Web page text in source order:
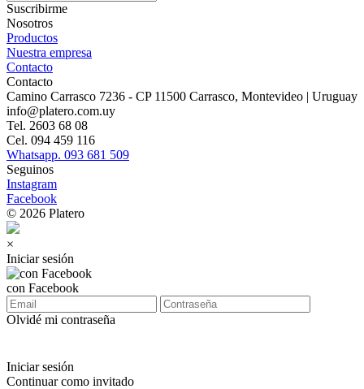
Suscribirme
Nosotros
Productos
Nuestra empresa
Contacto
Contacto
Camino Carrasco 7236 - CP 11500 Carrasco, Montevideo | Uruguay
info@platero.com.uy
Tel. 2603 68 08
Cel. 094 459 116
Whatsapp. 093 681 509
Seguinos
Instagram
Facebook
© 2026 Platero
×
Iniciar sesión
con Facebook
Olvidé mi contraseña
Iniciar sesión
Continuar como invitado